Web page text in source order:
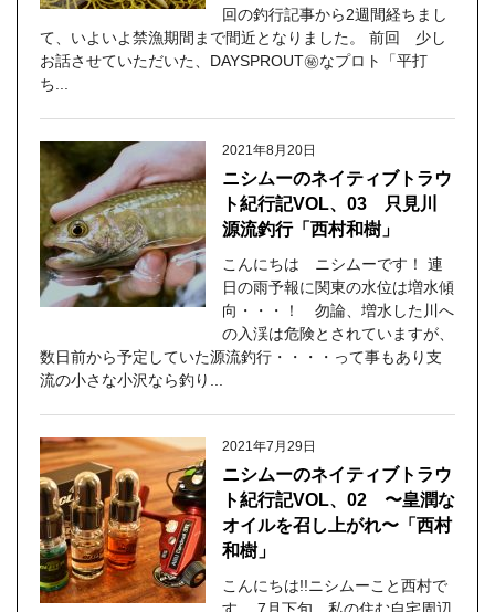
回の釣行記事から2週間経ちまし
て、いよいよ禁漁期間まで間近となりました。 前回 少し
お話させていただいた、DAYSPROUT㊙︎なプロト「平打
ち...
2021年8月20日
ニシムーのネイティブトラウ
ト紀行記VOL、03 只見川
源流釣行「西村和樹」
こんにちは ニシムーです！ 連
日の雨予報に関東の水位は増水傾
向・・・！ 勿論、増水した川へ
の入渓は危険とされていますが、
数日前から予定していた源流釣行・・・・って事もあり支
流の小さな小沢なら釣り...
2021年7月29日
ニシムーのネイティブトラウ
ト紀行記VOL、02 〜皇潤な
オイルを召し上がれ〜「西村
和樹」
こんにちは!!ニシムーこと西村で